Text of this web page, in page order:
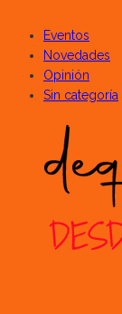
Eventos
Novedades
Opinión
Sin categoría